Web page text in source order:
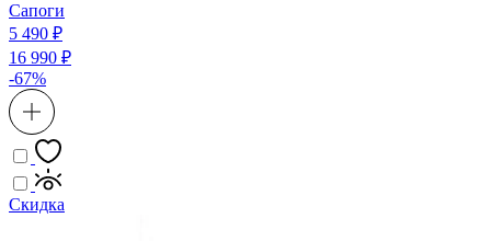
Сапоги
5 490 ₽
16 990 ₽
-67%
Скидка